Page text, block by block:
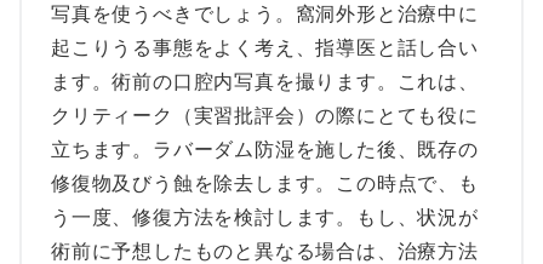
写真を使うべきでしょう。窩洞外形と治療中に
起こりうる事態をよく考え、指導医と話し合い
ます。術前の口腔内写真を撮ります。これは、
クリティーク（実習批評会）の際にとても役に
立ちます。ラバーダム防湿を施した後、既存の
修復物及びう蝕を除去します。この時点で、も
う一度、修復方法を検討します。もし、状況が
術前に予想したものと異なる場合は、治療方法